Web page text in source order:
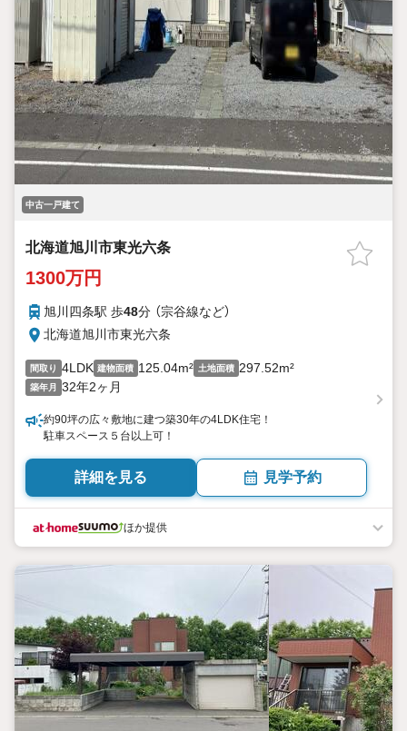
中古一戸建て
北海道旭川市東光六条
1300万円
旭川四条駅 歩48分 （宗谷線など）
北海道旭川市東光六条
間取り 4LDK 建物面積 125.04m² 土地面積 297.52m²
築年月 32年2ヶ月
約90坪の広々敷地に建つ築30年の4LDK住宅！
駐車スペース５台以上可！
詳細を見る 見学予約
ほか提供